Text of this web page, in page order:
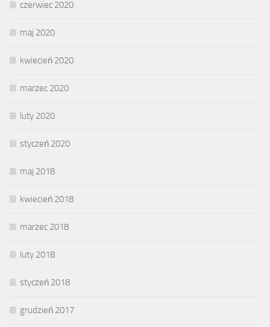
czerwiec 2020
maj 2020
kwiecień 2020
marzec 2020
luty 2020
styczeń 2020
maj 2018
kwiecień 2018
marzec 2018
luty 2018
styczeń 2018
grudzień 2017